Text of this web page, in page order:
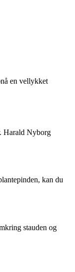
en vellykket
Harald Nyborg
kan du
stauden og